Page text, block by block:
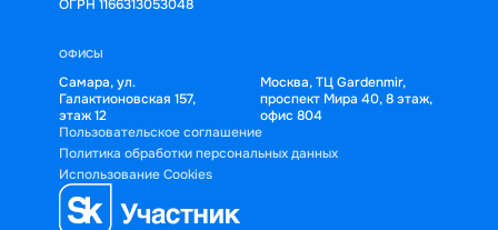
ОГРН 1166313053048
ОФИСЫ
Самара, ул.
Галактионовская 157,
этаж 12
Москва, ТЦ Gardenmir,
проспект Мира 40, 8 этаж,
офис 804
Пользовательское соглашение
Политика обработки персональных данных
Использование Cookies